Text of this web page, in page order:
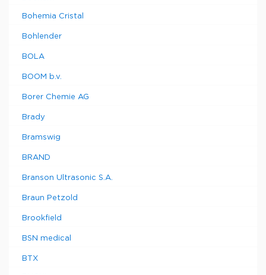
Bohemia Cristal
Bohlender
BOLA
BOOM b.v.
Borer Chemie AG
Brady
Bramswig
BRAND
Branson Ultrasonic S.A.
Braun Petzold
Brookfield
BSN medical
BTX